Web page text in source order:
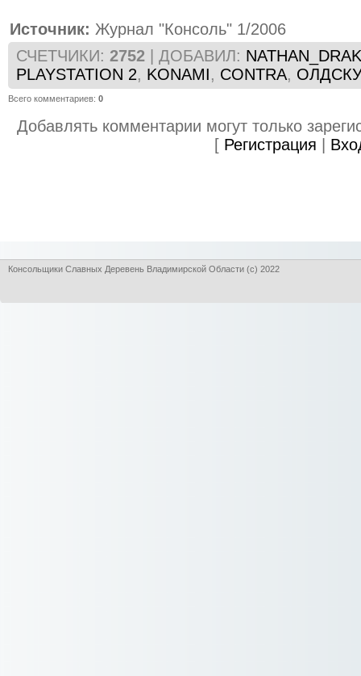
Источник: Журнал "Консоль" 1/2006
СЧЕТЧИКИ: 2752 | ДОБАВИЛ:
PLAYSTATION 2, KONAMI, CONTRA,
Всего комментариев: 0
Добавлять комментарии могут только
[ Регистрация |
Консольщики Славных Деревень Владимирской Области (с) 2022